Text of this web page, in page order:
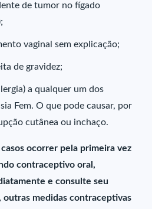
de tumor no fígado
vaginal sem explicação;
de gravidez;
a qualquer um dos
Fem. O que pode causar, por
cutânea ou inchaço.
ocorrer pela primeira vez
contraceptivo oral,
e consulte seu
medidas contraceptivas